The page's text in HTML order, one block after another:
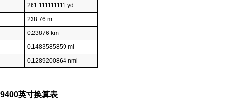
261.111111111 yd
238.76 m
0.23876 km
0.1483585859 mi
0.1289200864 nmi
9400英寸换算表